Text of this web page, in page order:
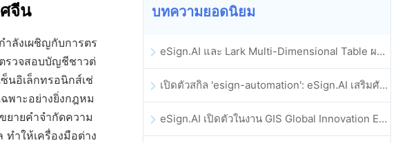
จีน
ลังเผชิญกับการตร
รวจสอบบัญชีชาวต่
นอิเล็กทรอนิกส์เช่
พาะอย่างยิ่งกฎหม
ยายคำจำกัดความ
ำให้เครื่องมือต่าง
บทความยอดนิยม
eSign.AI และ Lark Multi-Dimensional Table ผสานรวมกันอย่างเป็นทางการ: การลงนามและการเก็บถาวรสัญญาอิเล็กทรอนิกส์แบบอัตโนมัติเต็มรูปแบบ
เปิดตัวสกิล 'esign-automation': eSign.AI เสริมศักยภาพให้ OpenClaw ด้วยลายเซ็นอิเล็กทรอนิกส์อัตโนมัติ
eSign.AI เปิดตัวในงาน GIS Global Innovation Exhibition 2025